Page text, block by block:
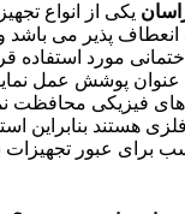
یکی از انواع
انعطاف پذیر می باشد
مورد استفاده
عنوان پوشش عمل
فیزیکی محافظت
هستند بنابراین
برای عبور تجهیزات